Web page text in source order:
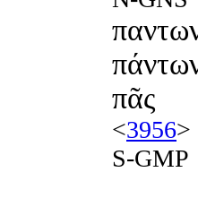
πᾶς
<3956>
S-GMP